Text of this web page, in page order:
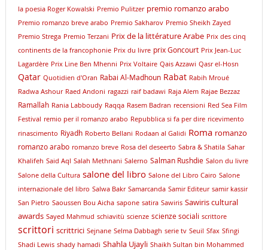
la poesia Roger Kowalski Premio Pulitzer premio romanzo arabo
Premio romanzo breve arabo Premio Sakharov Premio Sheikh Zayed
Premio Strega Premio Terzani Prix de la littérature Arabe Prix des cinq
continents de la francophonie Prix du livre prix Goncourt Prix Jean-Luc
Lagardère Prix Line Ben Mhenni Prix Voltaire Qais Azzawi Qasr el-Hosn
Qatar Quotidien d'Oran Rabai Al-Madhoun Rabat Rabih Mroué
Radwa Ashour Raed Andoni ragazzi raif badawi Raja Alem Rajae Bezzaz
Ramallah Rania Labboudy Raqqa Rasem Badran recensioni Red Sea Film
Festival remio per il romanzo arabo Repubblica si fa per dire ricevimento
rinascimento Riyadh Roberto Bellani Rodaan al Galidi Roma romanzo
romanzo arabo romanzo breve Rosa del deseerto Sabra & Shatila Sahar
Khalifeh Said Aql Salah Methnani Salerno Salman Rushdie Salon du livre
Salone della Cultura salone del libro Salone del Libro Cairo Salone
internazionale del libro Salwa Bakr Samarcanda Samir Editeur samir kassir
San Pietro Saoussen Bou Aicha sapone satira Sawiris Sawiris cultural
awards Sayed Mahmud schiavitù scienze scienze sociali scrittore
scrittori scrittrici Sejnane Selma Dabbagh serie tv Seuil Sfax Sfingi
Shadi Lewis shady hamadi Shahla Ujayli Shaikh Sultan bin Mohammed